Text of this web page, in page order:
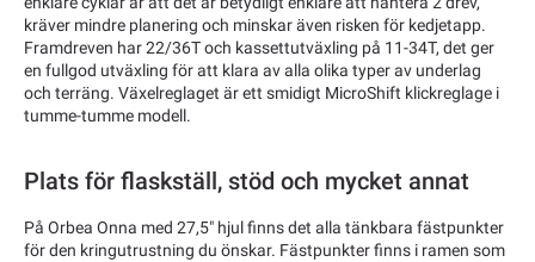
kräver mindre planering och minskar även risken för kedjetapp.
Framdreven har 22/36T och kassettutväxling på 11-34T, det ger
en fullgod utväxling för att klara av alla olika typer av underlag
och terräng. Växelreglaget är ett smidigt MicroShift klickreglage i
tumme-tumme modell.
Plats för flaskställ, stöd och mycket annat
På Orbea Onna med 27,5" hjul finns det alla tänkbara fästpunkter
för den kringutrustning du önskar. Fästpunkter finns i ramen som